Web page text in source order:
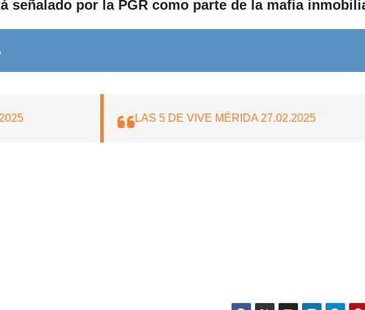
señalado por la PGR como parte de la mafia
LAS 5 DE VIVE MÉRIDA 27.02.2025